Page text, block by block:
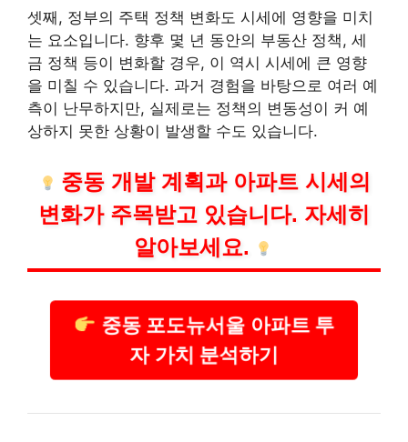
셋째, 정부의 주택 정책 변화도 시세에 영향을 미치
는 요소입니다. 향후 몇 년 동안의 부동산 정책, 세
금 정책 등이 변화할 경우, 이 역시 시세에 큰 영향
을 미칠 수 있습니다. 과거 경험을 바탕으로 여러 예
측이 난무하지만, 실제로는 정책의 변동성이 커 예
상하지 못한 상황이 발생할 수도 있습니다.
중동 개발 계획과 아파트 시세의
변화가 주목받고 있습니다. 자세히
알아보세요.
중동 포도뉴서울 아파트 투
자 가치 분석하기